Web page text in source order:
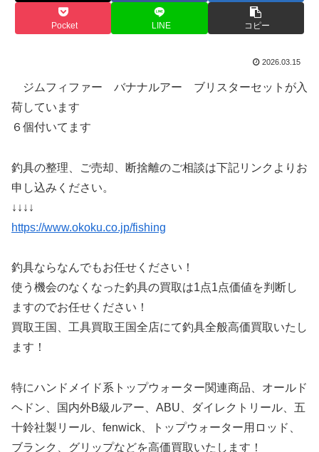
Pocket LINE コピー
2026.03.15
ジムフィファー バナナルアー ブリスターセットが入
荷しています
６個付いてます
釣具の整理、ご売却、断捨離のご相談は下記リンクよりお
申し込みください。
↓↓↓↓
https://www.okoku.co.jp/fishing
釣具ならなんでもお任せください！
使う機会のなくなった釣具の買取は1点1点価値を判断し
ますのでお任せください！
買取王国、工具買取王国全店にて釣具全般高価買取いたし
ます！
特にハンドメイド系トップウォーター関連商品、オールド
ヘドン、国内外B級ルアー、ABU、ダイレクトリール、五
十鈴社製リール、fenwick、トップウォーター用ロッド、
ブランク、グリップなどを高価買取いたします！